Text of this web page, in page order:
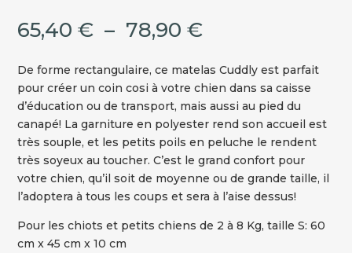
65,40€ – 78,90€Plage
prix :
65,40 €
à
78,90 €
De forme rectangulaire, ce matelas Cuddly est parfait
pour créer un coin cosi à votre chien dans sa caisse
d’éducation ou de transport, mais aussi au pied du
canapé! La garniture en polyester rend son accueil est
très souple, et les petits poils en peluche le rendent
très soyeux au toucher. C’est le grand confort pour
votre chien, qu’il soit de moyenne ou de grande taille, il
l’adoptera à tous les coups et sera à l’aise dessus!
Pour les chiots et petits chiens de 2 à 8 Kg, taille S: 60
cm x 45 cm x 10 cm